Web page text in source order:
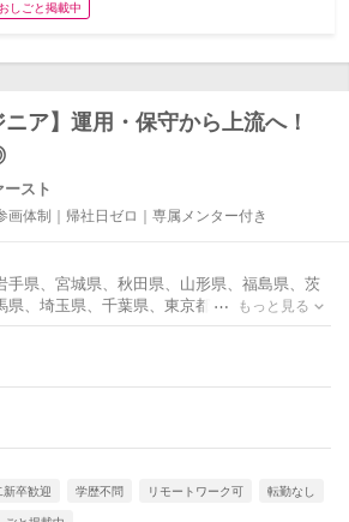
しごと掲載中
ニア】運用・保守から上流へ！
スト
画体制｜帰社日ゼロ｜専属メンター付き
手県、宮城県、秋田県、山形県、福島県、茨
県、埼玉県、千葉県、東京都、神奈川県、富
県、新潟県、山梨県、長野県、岐阜県、静岡
滋賀県、京都府、大阪府、兵庫県、奈良
、島根県、岡山県、広島県、山口県、徳島
、高知県、福岡県、佐賀県、長崎県、熊本
鹿児島県、沖縄県、海外
もっと見る
新卒歓迎 学歴不問 リモートワーク可 転勤なし